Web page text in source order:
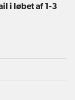
i løbet af 1-3